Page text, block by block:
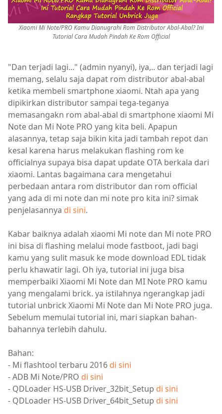
Xiaomi Mi Note/PRO Kamu Dianugrahi Rom Distributor Abal-Abal? Ini
Tutorial Cara Mudah Pindah Ke Rom Official
"Dan terjadi lagi..." (admin nyanyi), iya,.. dan terjadi lagi
memang, selalu saja dapat rom distributor abal-abal
ketika membeli smartphone xiaomi. Ntah apa yang
dipikirkan distributor sampai tega-teganya
memasangakn rom abal-abal di smartphone xiaomi Mi
Note dan Mi Note PRO yang kita beli. Apapun
alasannya, tetap saja bikin kita jadi tambah repot dan
kesal karena harus melakukan flashing rom ke
officialnya supaya bisa dapat update OTA berkala dari
xiaomi. Lantas bagaimana cara mengetahui
perbedaan antara rom distributor dan rom official
yang ada di mi note dan mi note pro kita ini? simak
penjelasannya di sini.
Kabar baiknya adalah xiaomi Mi note dan Mi note PRO
ini bisa di flashing melalui mode fastboot, jadi bagi
kamu yang sulit masuk ke mode download EDL tidak
perlu khawatir lagi. Oh iya, tutorial ini juga bisa
memperbaiki Xiaomi Mi Note dan MI Note PRO kamu
yang mengalami brick. ya istilahnya ngerangkap jadi
tutorial unbrick Xiaomi Mi Note dan Mi Note PRO juga.
Sebelum memulai tutorial ini, mari siapkan bahan-
bahannya terlebih dahulu.
Bahan:
- Mi flashtool terbaru 2016 di sini
- ADB Mi Note/PRO di sini
- QDLoader HS-USB Driver_32bit_Setup di sini
- QDLoader HS-USB Driver_64bit_Setup di sini